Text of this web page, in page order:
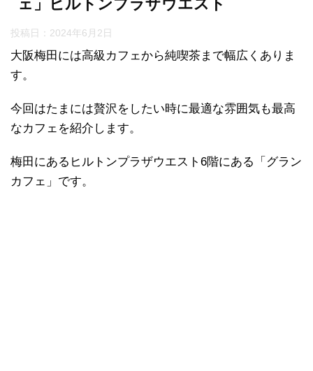
ェ」ヒルトンプラザウエスト
投稿日： 2024年6月2日
大阪梅田には高級カフェから純喫茶まで幅広くありま
す。
今回はたまには贅沢をしたい時に最適な雰囲気も最高
なカフェを紹介します。
梅田にあるヒルトンプラザウエスト6階にある「グラン
カフェ」です。